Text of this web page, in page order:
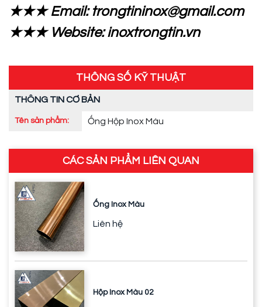
★★★ Email: trongtininox@gmail.com
★★★ Website: inoxtrongtin.vn
THÔNG SỐ KỸ THUẬT
THÔNG TIN CƠ BẢN
Tên sản phẩm: Ống Hộp Inox Màu
CÁC SẢN PHẨM LIÊN QUAN
Ống Inox Màu
Liên hệ
Hộp Inox Màu 02